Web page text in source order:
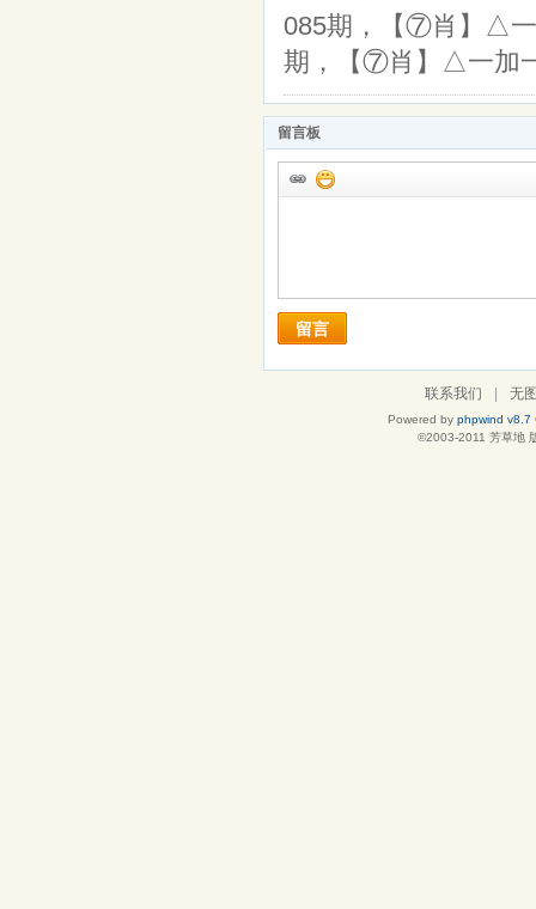
085期，【⑦肖】△
期，【⑦肖】△一加
留言板
留言
联系我们 | 无
Powered by phpwind v8.7
©2003-2011 芳草地